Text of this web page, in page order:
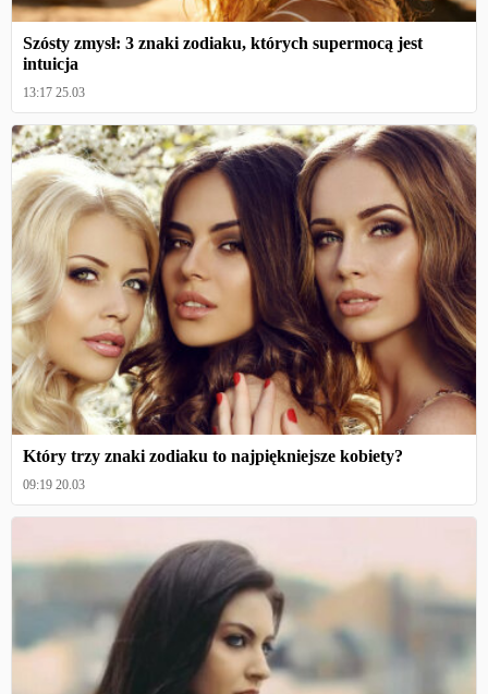
Szósty zmysł: 3 znaki zodiaku, których supermocą jest
intuicja
13:17 25.03
Który trzy znaki zodiaku to najpiękniejsze kobiety?
09:19 20.03